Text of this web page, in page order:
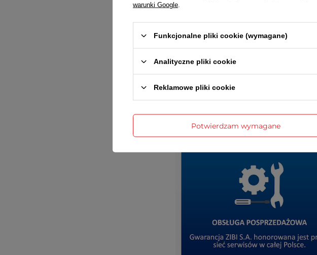
warunki Google
Funkcjonalne pliki cookie (wymagane)
Analityczne pliki cookie
Reklamowe pliki cookie
Potwierdzam wymagane